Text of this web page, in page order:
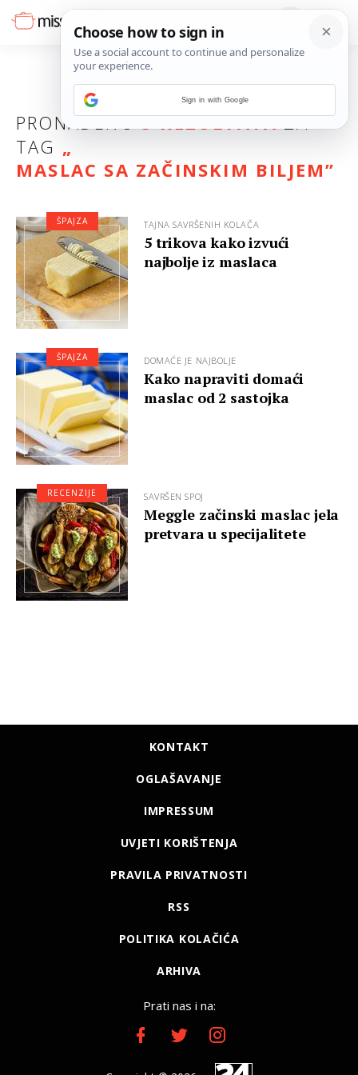
PRONAĐENO3 REZULTATAZA
TAG „
MASLAC SA ZAČINSKIM BILJEM”
TAJNA SAVRŠENIH KOLAČA
5 trikova kako izvući
najbolje iz maslaca
ŠPAJZA
DOMAĆE JE NAJBOLJE
Kako napraviti domaći
maslac od 2 sastojka
ŠPAJZA
SAVRŠEN SPOJ
Meggle začinski maslac jela
pretvara u specijalitete
RECENZIJE
KONTAKT
OGLAŠAVANJE
IMPRESSUM
UVJETI KORIŠTENJA
PRAVILA PRIVATNOSTI
RSS
POLITIKA KOLAČIĆA
ARHIVA
Prati nas i na:
Sign in with Google